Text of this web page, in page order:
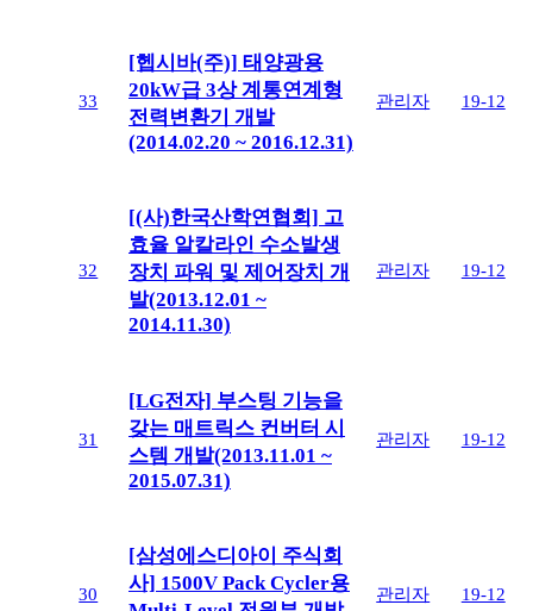
33
[헵시바(주)] 태양광용
20kW급 3상 계통연계형
전력변환기 개발
(2014.02.20 ~ 2016.12.31)
관리자 19-12
32
[(사)한국산학연협회] 고
효율 알칼라인 수소발생
장치 파워 및 제어장치 개
발(2013.12.01 ~
2014.11.30)
관리자 19-12
31
[LG전자] 부스팅 기능을
갖는 매트릭스 컨버터 시
스템 개발(2013.11.01 ~
2015.07.31)
관리자 19-12
30
[삼성에스디아이 주식회
사] 1500V Pack Cycler용
관리자 19-12